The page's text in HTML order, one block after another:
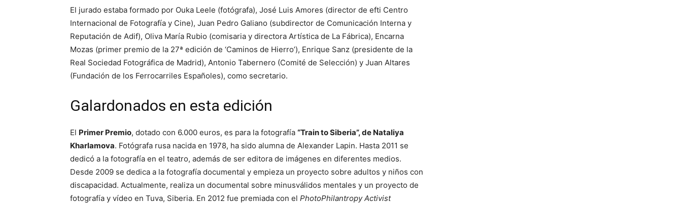
El jurado estaba formado por Ouka Leele (fotógrafa), José Luis Amores (director de efti Centro
Internacional de Fotografía y Cine), Juan Pedro Galiano (subdirector de Comunicación Interna y
Reputación de Adif), Oliva María Rubio (comisaria y directora Artística de La Fábrica), Encarna
Mozas (primer premio de la 27ª edición de ‘Caminos de Hierro’), Enrique Sanz (presidente de la
Real Sociedad Fotográfica de Madrid), Antonio Tabernero (Comité de Selección) y Juan Altares
(Fundación de los Ferrocarriles Españoles), como secretario.
Galardonados en esta edición
El Primer Premio, dotado con 6.000 euros, es para la fotografía “Train to Siberia”, de Nataliya
Kharlamova. Fotógrafa rusa nacida en 1978, ha sido alumna de Alexander Lapin. Hasta 2011 se
dedicó a la fotografía en el teatro, además de ser editora de imágenes en diferentes medios.
Desde 2009 se dedica a la fotografía documental y empieza un proyecto sobre adultos y niños con
discapacidad. Actualmente, realiza un documental sobre minusválidos mentales y un proyecto de
fotografía y vídeo en Tuva, Siberia. En 2012 fue premiada con el PhotoPhilantropy Activist